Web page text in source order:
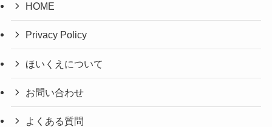
HOME
Privacy Policy
ほいくえについて
お問い合わせ
よくある質問